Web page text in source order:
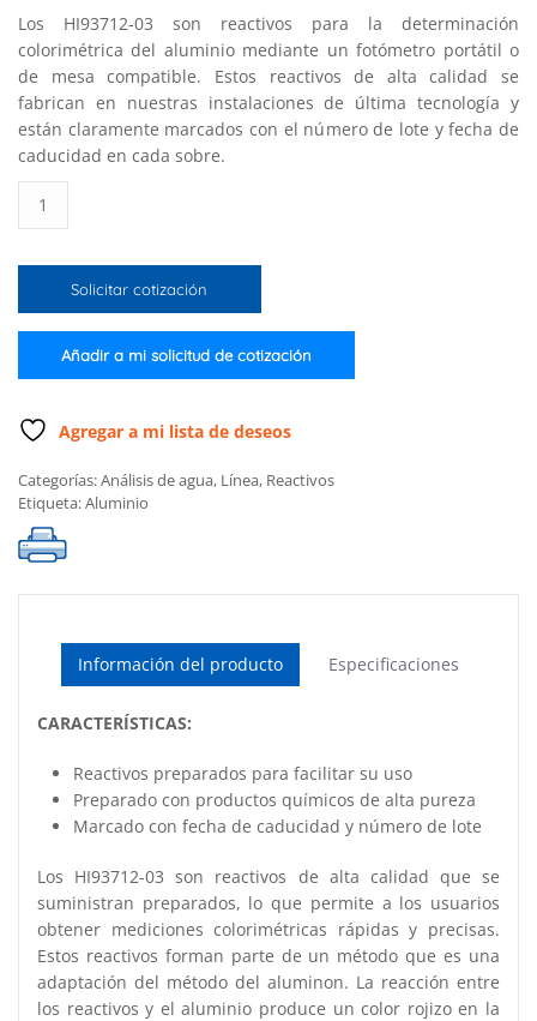
Los HI93712-03 son reactivos para la determinación
colorimétrica del aluminio mediante un fotómetro portátil o
de mesa compatible. Estos reactivos de alta calidad se
fabrican en nuestras instalaciones de última tecnología y
están claramente marcados con el número de lote y fecha de
caducidad en cada sobre.
para
de
cantidad
Solicitar cotización
Añadir a mi solicitud de cotización
Agregar a mi lista de deseos
Categorías:Análisis de agua, Línea, Reactivos
Etiqueta:Aluminio
Información del producto Especificaciones
CARACTERÍSTICAS:
Reactivos preparados para facilitar su uso
Preparado con productos químicos de alta pureza
Marcado con fecha de caducidad y número de lote
Los HI93712-03 son reactivos de alta calidad que se
suministran preparados, lo que permite a los usuarios
obtener mediciones colorimétricas rápidas y precisas.
Estos reactivos forman parte de un método que es una
adaptación del método del aluminon. La reacción entre
los reactivos y el aluminio produce un color rojizo en la